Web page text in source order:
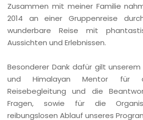
Zusammen mit meiner Familie
2014 an einer Gruppenreise
wunderbare Reise mit
Aussichten und Erlebnissen.
Besonderer Dank dafür gilt unserem
und Himalayan Mentor für
Reisebegleitung und die
Fragen, sowie für die
reibungslosen Ablauf unseres